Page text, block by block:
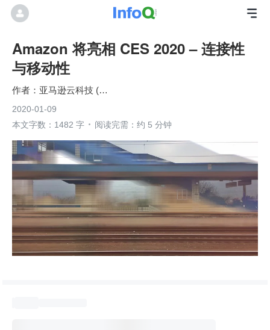
Amazon 将亮相 CES 2020 – 连接性
与移动性
亚马逊云科技 (Amazon Web Services）
2020-01-09
本文字数：1482 字
阅读完需：约 5 分钟